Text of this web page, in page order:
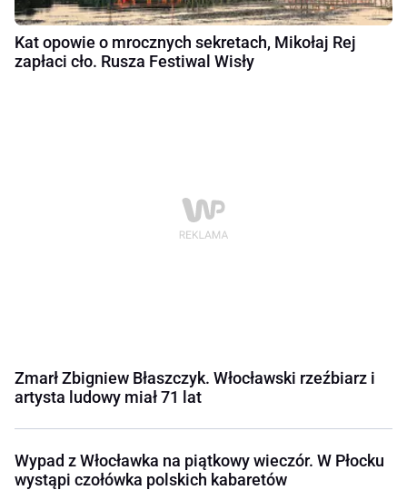
Kat opowie o mrocznych sekretach, Mikołaj Rej
zapłaci cło. Rusza Festiwal Wisły
Zmarł Zbigniew Błaszczyk. Włocławski rzeźbiarz i
artysta ludowy miał 71 lat
Wypad z Włocławka na piątkowy wieczór. W Płocku
wystąpi czołówka polskich kabaretów